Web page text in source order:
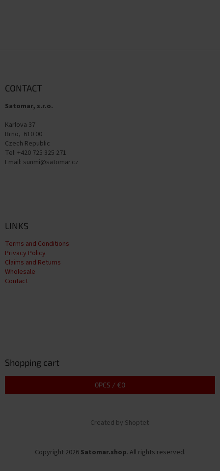
CONTACT
Satomar, s.r.o.
Karlova 37
Brno, 610 00
Czech Republic
Tel: +420 725 325 271
Email: sunmi@satomar.cz
LINKS
Terms and Conditions
Privacy Policy
Claims and Returns
Wholesale
Contact
Shopping cart
0PCS / €0
Created by Shoptet
Copyright 2026 Satomar.shop. All rights reserved.